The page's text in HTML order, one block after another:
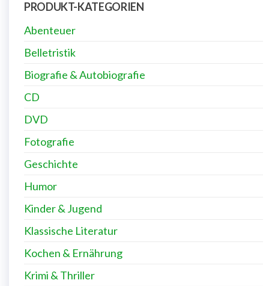
PRODUKT-KATEGORIEN
Abenteuer
Belletristik
Biografie & Autobiografie
CD
DVD
Fotografie
Geschichte
Humor
Kinder & Jugend
Klassische Literatur
Kochen & Ernährung
Krimi & Thriller